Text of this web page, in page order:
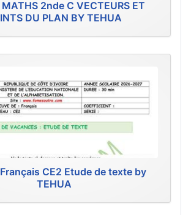
MATHS 2nde C VECTEURS ET
DU PLAN BY TEHUA
Français CE2 Etude de texte by
TEHUA